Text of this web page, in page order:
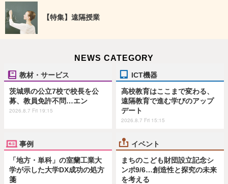
【特集】遠隔授業
NEWS CATEGORY
教材・サービス
茨城県の公立7校で校長を公
募、教員免許不問…エン
2026.8.7 Fri 19:15
ICT機器
高校教育はここまで変わる、
遠隔教育で進む学びのアップ
デート
2026.8.7 Fri 15:15
事例
「地方・単科」の室蘭工業大
学が示した大学DX成功の処方
箋
イベント
まちのこども財団設立記念シ
ンポ9/6…創造性と探究の未来
を考える